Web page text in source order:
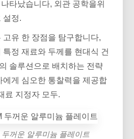
타났습니다, 외관 공학을위
설정.
고유 한 장점을 탐구합니다,
정 재료와 두께를 현대식 건
솔루션으로 배치하는 전략
에게 심오한 통찰력을 제공합
료 지정자 모두.
꺼운 알루미늄 플레이트